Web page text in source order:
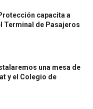
capacita a
Terminal de Pasajeros
una mesa de
y el Colegio de